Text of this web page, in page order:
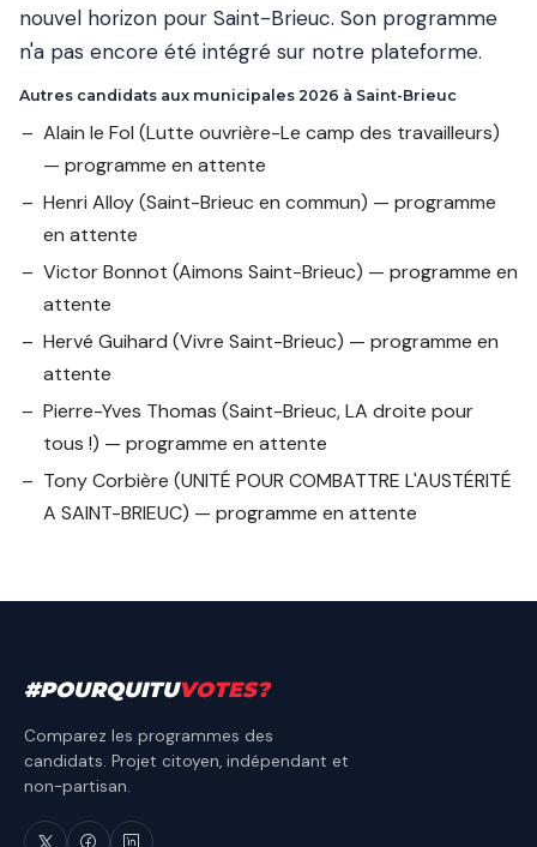
nouvel horizon pour Saint-Brieuc. Son programme
n'a pas encore été intégré sur notre plateforme.
Autres candidats aux municipales 2026 à Saint-Brieuc
Alain le Fol (Lutte ouvrière-Le camp des travailleurs)
— programme en attente
Henri Alloy(Saint-Brieuc en commun) — programme
en attente
Victor Bonnot (Aimons Saint-Brieuc) — programme en
attente
Hervé Guihard (Vivre Saint-Brieuc) — programme en
attente
Pierre-Yves Thomas (Saint-Brieuc, LA droite pour
tous !) — programme en attente
Tony Corbière (UNITÉ POUR COMBATTRE L'AUSTÉRITÉ
A SAINT-BRIEUC) — programme en attente
#POURQUITUVOTES?
Comparez les programmes des
candidats. Projet citoyen, indépendant et
non-partisan.